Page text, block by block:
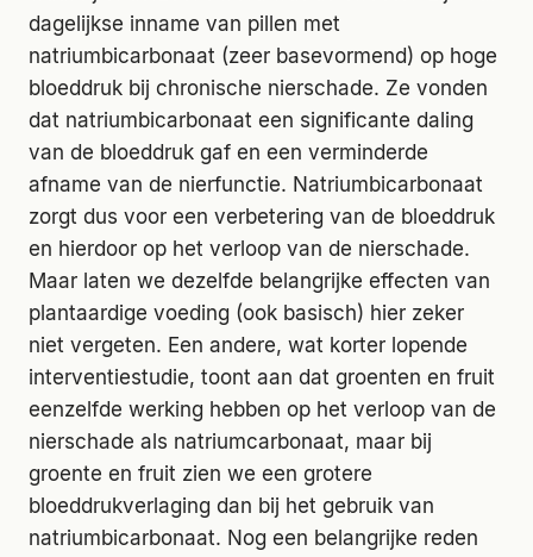
dagelijkse inname van pillen met
natriumbicarbonaat (zeer basevormend) op hoge
bloeddruk bij chronische nierschade. Ze vonden
dat natriumbicarbonaat een significante daling
van de bloeddruk gaf en een verminderde
afname van de nierfunctie. Natriumbicarbonaat
zorgt dus voor een verbetering van de bloeddruk
en hierdoor op het verloop van de nierschade.
Maar laten we dezelfde belangrijke effecten van
plantaardige voeding (ook basisch) hier zeker
niet vergeten. Een andere, wat korter lopende
interventiestudie, toont aan dat groenten en fruit
eenzelfde werking hebben op het verloop van de
nierschade als natriumcarbonaat, maar bij
groente en fruit zien we een grotere
bloeddrukverlaging dan bij het gebruik van
natriumbicarbonaat. Nog een belangrijke reden